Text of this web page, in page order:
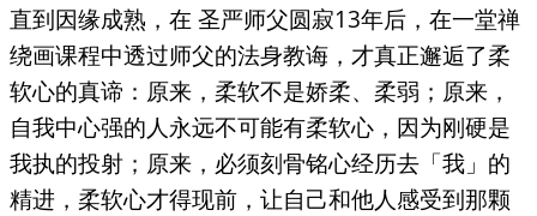
直到因缘成熟，在 圣严师父圆寂13年后，在一堂禅
绕画课程中透过师父的法身教诲，才真正邂逅了柔
软心的真谛：原来，柔软不是娇柔、柔弱；原来，
自我中心强的人永远不可能有柔软心，因为刚硬是
我执的投射；原来，必须刻骨铭心经历去「我」的
精进，柔软心才得现前，让自己和他人感受到那颗